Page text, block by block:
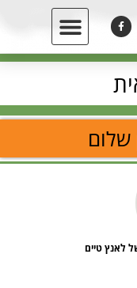
שלום
לאנץ טיים